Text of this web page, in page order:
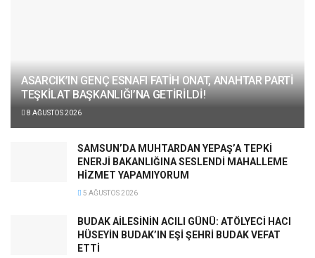
ASARCIK’IN GENÇ ESNAFI FATİH ONAT, ANAHTAR PARTİ
TEŞKİLAT BAŞKANLIĞI’NA GETİRİLDİ!
8 AĞUSTOS 2026
SAMSUN’DA MUHTARDAN YEPAŞ’A TEPKİ
ENERJİ BAKANLIĞINA SESLENDİ MAHALLEME
HİZMET YAPAMIYORUM
5 AĞUSTOS 2026
BUDAK AİLESİNİN ACILI GÜNÜ: ATÖLYECİ HACI
HÜSEYİN BUDAK’IN EŞİ ŞEHRİ BUDAK VEFAT
ETTİ